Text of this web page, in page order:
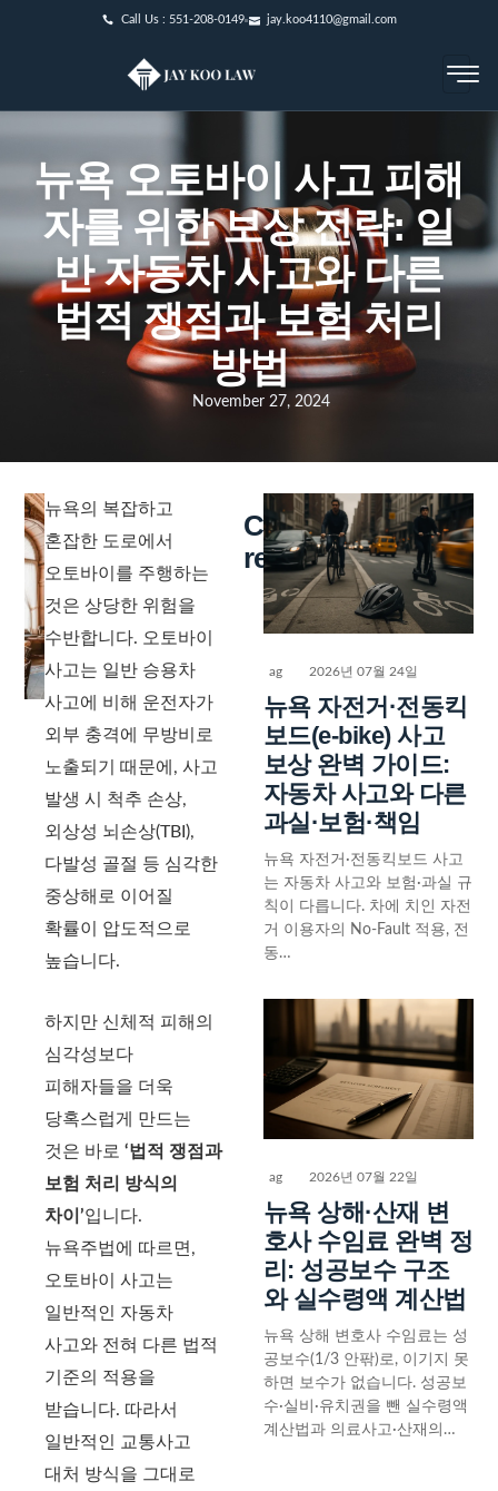
Call Us : 551-208-0149 jay.koo4110@gmail.com
뉴욕 오토바이 사고 피해
자를 위한 보상 전략: 일
반 자동차 사고와 다른
법적 쟁점과 보험 처리
방법
November 27, 2024
뉴욕의 복잡하고
혼잡한 도로에서
오토바이를 주행하는
것은 상당한 위험을
수반합니다. 오토바이
사고는 일반 승용차
사고에 비해 운전자가
외부 충격에 무방비로
노출되기 때문에, 사고
발생 시 척추 손상,
외상성 뇌손상(TBI),
다발성 골절 등 심각한
중상해로 이어질
확률이 압도적으로
높습니다.
하지만 신체적 피해의
심각성보다
피해자들을 더욱
당혹스럽게 만드는
것은 바로‘법적 쟁점과
보험 처리 방식의
차이’입니다.
뉴욕주법에 따르면,
오토바이 사고는
일반적인 자동차
사고와 전혀 다른 법적
기준의 적용을
받습니다. 따라서
일반적인 교통사고
대처 방식을 그대로
Continue
reading
ag 2026년 07월 24일
뉴욕 자전거·전동킥
보드(e-bike) 사고
보상 완벽 가이드:
자동차 사고와 다른
과실·보험·책임
뉴욕 자전거·전동킥보드 사고
는 자동차 사고와 보험·과실 규
칙이 다릅니다. 차에 치인 자전
거 이용자의 No-Fault 적용, 전
동…
ag 2026년 07월 22일
뉴욕 상해·산재 변
호사 수임료 완벽 정
리: 성공보수 구조
와 실수령액 계산법
뉴욕 상해 변호사 수임료는 성
공보수(1/3 안팎)로, 이기지 못
하면 보수가 없습니다. 성공보
수·실비·유치권을 뺀 실수령액
계산법과 의료사고·산재의…